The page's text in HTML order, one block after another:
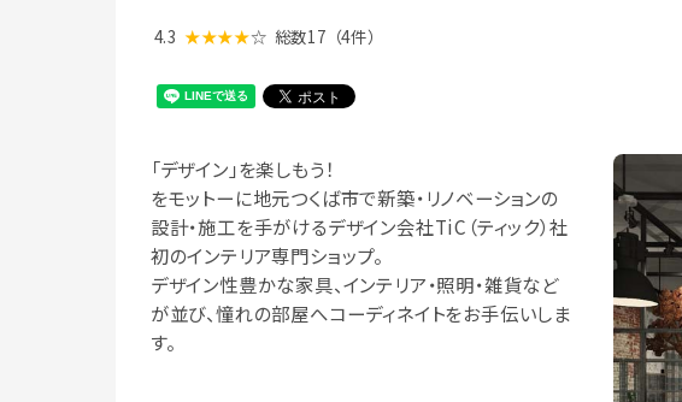
4.3 ★★★★☆ 総数17 （4件）
「デザイン」を楽しもう！
をモットーに地元つくば市で新築・リノベーションの
設計・施工を手がけるデザイン会社TiC（ティック）社
初のインテリア専門ショップ。
デザイン性豊かな家具、インテリア・照明・雑貨など
が並び、憧れの部屋へコーディネイトをお手伝いしま
す。